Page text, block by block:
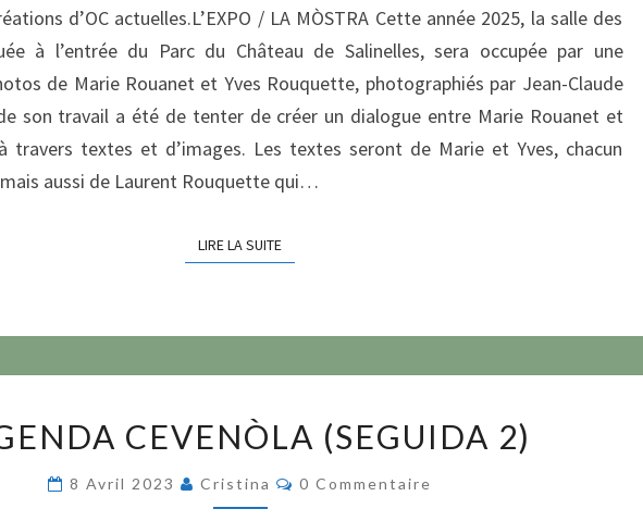
2025
:
LOS
RESCONTRES
DE
SALINÈLA,
d’OC actuelles.L’EXPO / LA MÒSTRA Cette année 2025, la salle des
à l’entrée du Parc du Château de Salinelles, sera occupée par une
de Marie Rouanet et Yves Rouquette, photographiés par Jean-Claude
son travail a été de tenter de créer un dialogue entre Marie Rouanet et
travers textes et d’images. Les textes seront de Marie et Yves, chacun
aussi de Laurent Rouquette qui…
LIRE LA SUITELIRE LA SUITE
CEVENÒLA
(SEGUIDA
2)
CEVENÒLA (SEGUIDA 2)
8 Avril 2023 Cristina Commentaires
0 Commentaire